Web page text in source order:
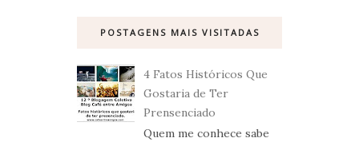
POSTAGENS MAIS VISITADAS
4 Fatos Históricos Que
Gostaria de Ter
Prensenciado
Quem me conhece sabe